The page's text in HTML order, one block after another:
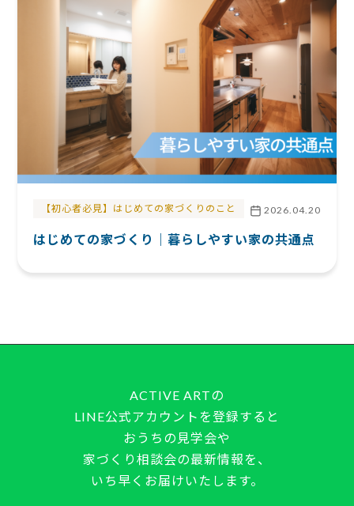
【初心者必見】はじめての家づくりのこと 2026.04.20
はじめての家づくり｜暮らしやすい家の共通点
ACTIVE ARTの
LINE公式アカウントを登録すると
おうちの見学会や
家づくり相談会の最新情報を、
いち早くお届けいたします。